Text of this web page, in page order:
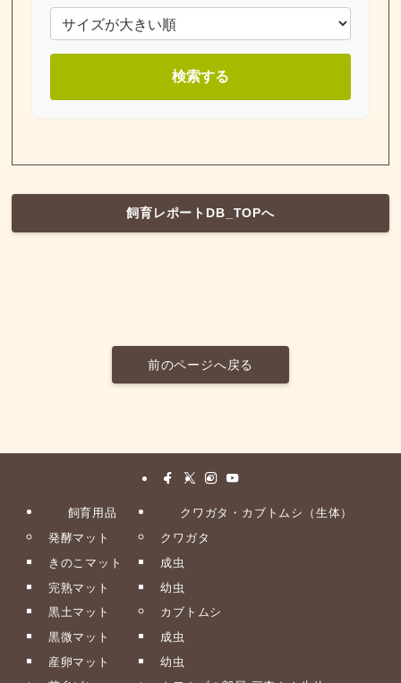
検索する
飼育レポートDB_TOPへ
前のページへ戻る
飼育用品
発酵マット
きのこマット
完熟マット
黒土マット
黒微マット
産卵マット
クワガタ・カブトムシ（生体）
クワガタ
成虫
幼虫
カブトムシ
成虫
幼虫